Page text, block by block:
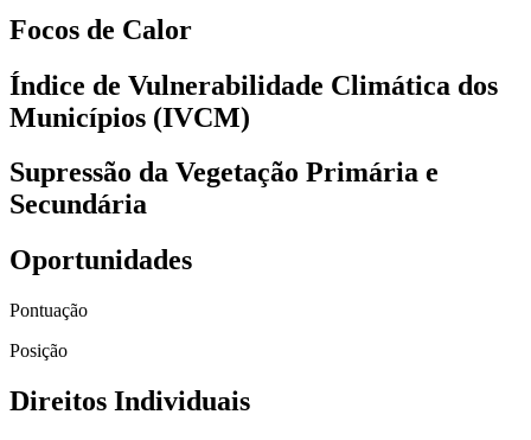
Focos de Calor
Índice de Vulnerabilidade Climática dos
Municípios (IVCM)
Supressão da Vegetação Primária e
Secundária
Oportunidades
Pontuação
Posição
Direitos Individuais